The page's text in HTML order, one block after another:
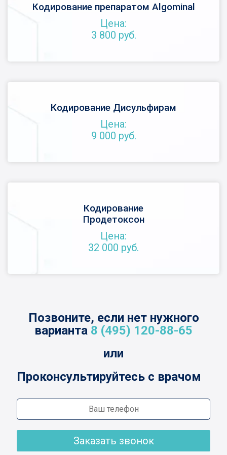
Кодирование препаратом Algominal
Цена:
3 800 руб.
Кодирование Дисульфирам
Цена:
9 000 руб.
Кодирование
Продетоксон
Цена:
32 000 руб.
Позвоните, если нет нужного
варианта 8 (495) 120-88-65
или
Проконсультируйтесь с врачом
Заказать звонок